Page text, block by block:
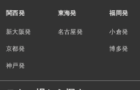
関西発
新大阪発
京都発
神戸発
東海発
名古屋発
福岡発
小倉発
博多発